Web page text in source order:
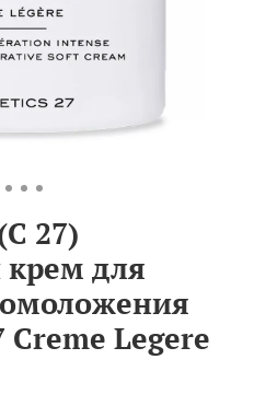
27)
для
Legere